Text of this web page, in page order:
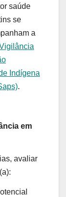
saúde
se
a
Indígena
.
em
avaliar